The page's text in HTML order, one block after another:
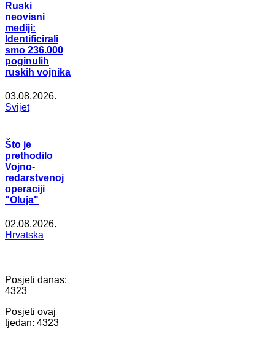
Ruski
neovisni
mediji:
Identificirali
smo 236.000
poginulih
ruskih vojnika
03.08.2026.
Svijet
Što je
prethodilo
Vojno-
redarstvenoj
operaciji
"Oluja"
02.08.2026.
Hrvatska
Posjeti danas:
4323
Posjeti ovaj
tjedan: 4323